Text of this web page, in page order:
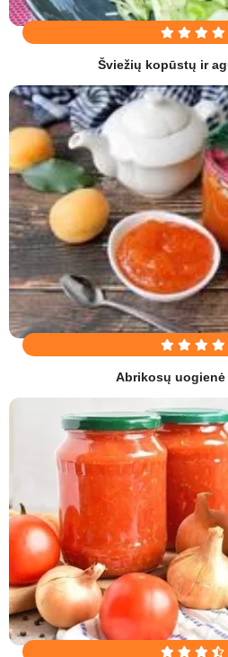
Šviežių kopūstų ir
Abrikosų